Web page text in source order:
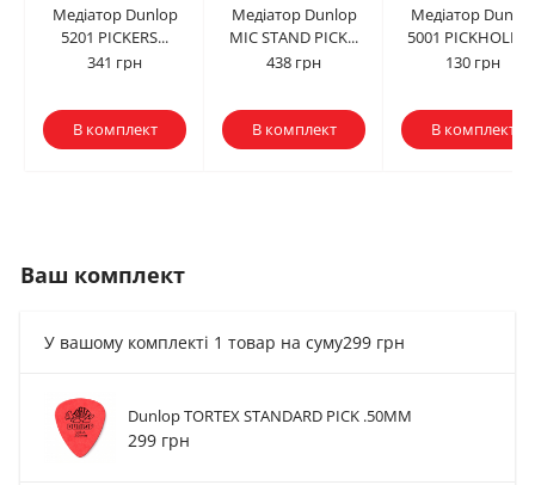
Медіатор Dunlop
5201 PICKERS...
341 грн
В комплект
Медіатор Dunlop
MIC STAND PICK...
438 грн
В комплект
Медіатор Dunlop
5001
130 грн
В комплект
Медіатор Dunlop
5201 PICKERS...
Медіатор Dunlop
Медіатор Dunlop
Ваш комплект
У вашому комплекті 1 товар на суму299 грн
Dunlop TORTEX STANDARD PICK .50MM
299 грн